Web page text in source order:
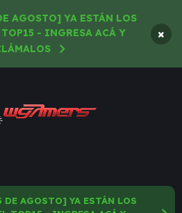
AGOSTO] YA ESTÁN LOS
- INGRESA ACÁ Y
×
AGOSTO] YA ESTÁN LOS